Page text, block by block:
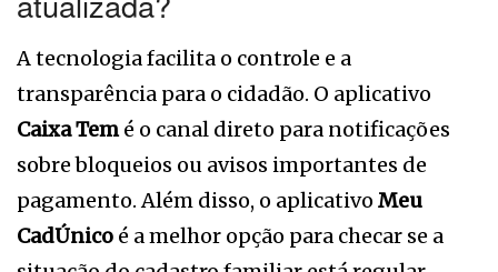
A tecnologia facilita o controle e a
transparência para o cidadão. O aplicativo
Caixa Temé o canal direto para notificações
sobre bloqueios ou avisos importantes de
pagamento. Além disso, o aplicativo Meu
CadÚnico é a melhor opção para checar se a